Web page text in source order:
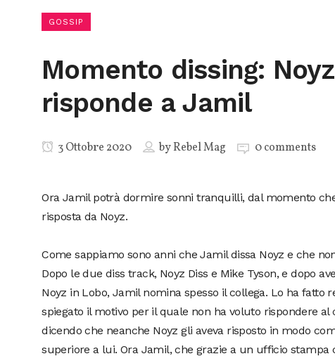
GOSSIP
Momento dissing:
risponde a Jamil
3 Ottobre 2020 byRebel Mag 0 comments
Ora Jamil potrà dormire sonni tranquilli, dal momento
risposta da Noyz.
Come sappiamo sono anni che Jamil dissa Noyz e che
Dopo le due diss track, Noyz Diss e Mike Tyson, e dopo
Noyz in Lobo, Jamil nomina spesso il collega. Lo ha fatto
spiegato il motivo per il quale non ha voluto rispondere al
dicendo che neanche Noyz gli aveva risposto in modo
superiore a lui. Ora Jamil, che grazie a un ufficio stampa